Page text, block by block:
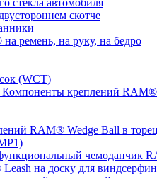
стекла автомобиля
скотче
ремень, на руку, на бедро
(WCT)
Компоненты креплений RAM®
RAM® Wedge Ball в
чемоданчик
на доску для